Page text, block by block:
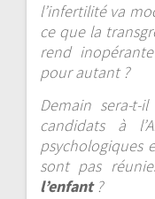
l’infertilité va
ce que la
rend
pour autant ?
Demain sera-
candidats à
psychologiques
sont pas
l’enfant?